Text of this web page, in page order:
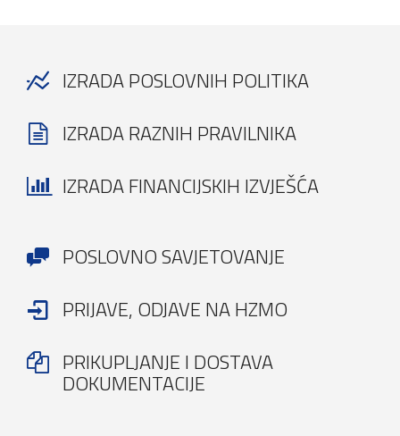
IZRADA POSLOVNIH POLITIKA
IZRADA RAZNIH PRAVILNIKA
IZRADA FINANCIJSKIH IZVJEŠĆA
POSLOVNO SAVJETOVANJE
PRIJAVE, ODJAVE NA HZMO
PRIKUPLJANJE I DOSTAVA
DOKUMENTACIJE